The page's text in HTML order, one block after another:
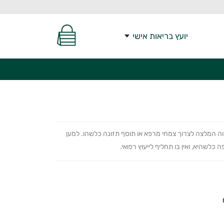
יועץ בריאות אישי
המלצה לצרוך צמחי מרפא או תוסף תזונה כלשהו. למען
ואין בו תחליף לייעוץ רפואי.